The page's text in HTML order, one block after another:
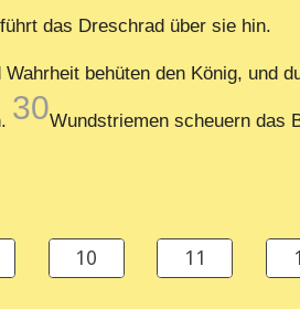
das Dreschrad über sie hin.
Wahrheit behüten den König, und
30Wundstriemen scheuern das
10 11